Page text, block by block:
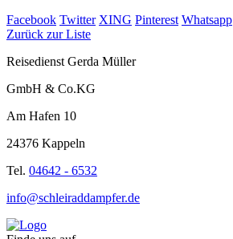
Facebook Twitter XING Pinterest Whatsapp
Zurück zur Liste
Reisedienst Gerda Müller
GmbH & Co.KG
Am Hafen 10
24376 Kappeln
Tel. 04642 - 6532
info@schleiraddampfer.de